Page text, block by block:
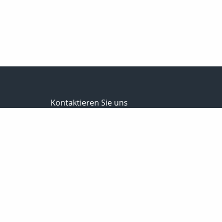
Kontaktieren Sie uns